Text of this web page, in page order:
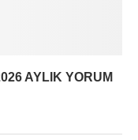
AYLIK YORUM